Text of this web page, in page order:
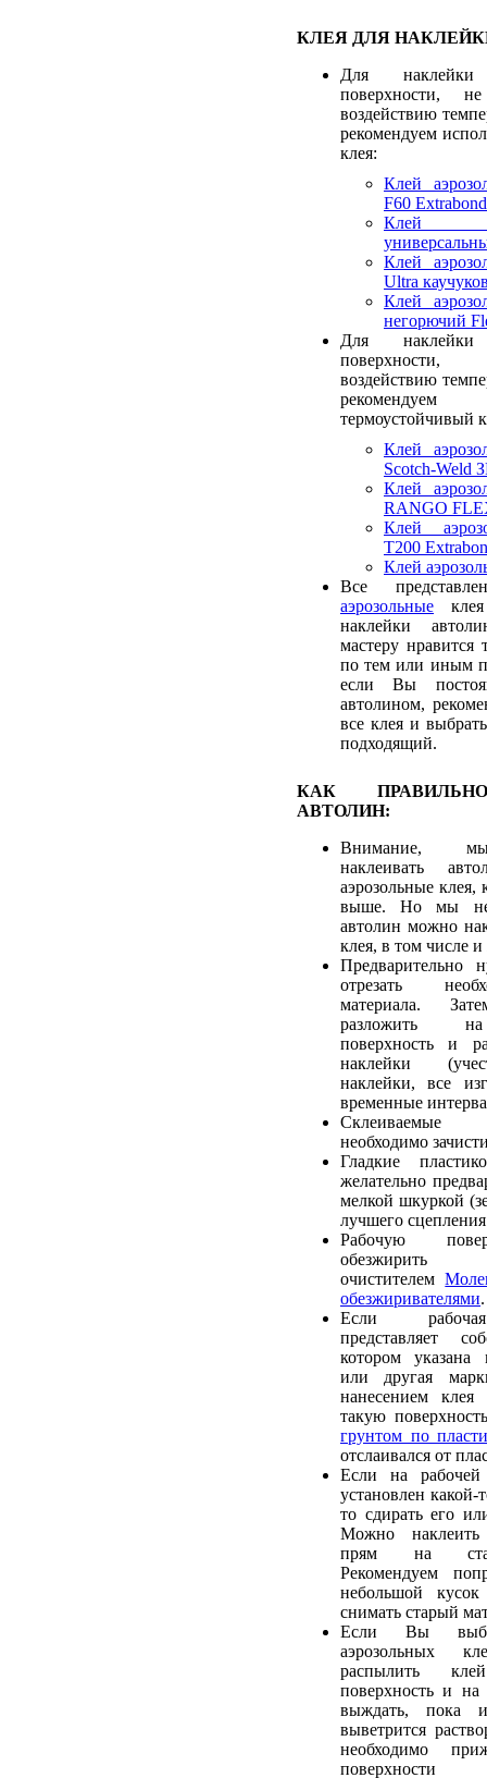
КЛЕЯ ДЛЯ
Для
поверхности,
воздействию
рекомендуем
клея:
Клей
F60 Extrabond
Клей
Клей
Ultra
Клей
негорючий
Для
поверхности,
воздействию
рекомендуем
термоустойчивый
Клей
Scotch-Weld
Клей
RANGO
Клей
T200
Клей
Все
аэрозольные
наклейки
мастеру
по тем или иным
если Вы
автолином,
все клея и
подходящий.
КАК
АВТОЛИН:
Внимание,
наклеивать
аэрозольные
выше. Но мы не
автолин можно
клея, в том числе
Предварительно
отрезать
материала.
разложить
поверхность и
наклейки
наклейки, все
временные
необходимо
Гладкие
желательно
мелкой шкуркой
лучшего
Рабочую
обезжирить
очистителем
обезжиривателями.
Если
представляет
котором указана
или другая
нанесением клея
такую
грунтом по
отслаивался от
Если на рабочей
установлен какой-
то сдирать его
Можно
прям на
Рекомендуем
небольшой
снимать старый
Если Вы
аэрозольных
распылить
поверхность и на
выждать, пока
выветрится
необходимо